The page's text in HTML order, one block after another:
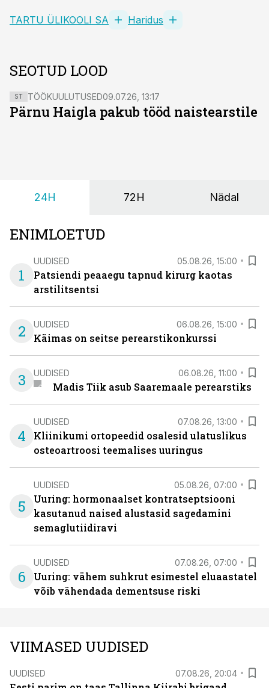
TARTU ÜLIKOOLI SA Haridus
SEOTUD LOOD
ST TÖÖKUULUTUSED09.07.26, 13:17
Pärnu Haigla pakub tööd naistearstile
24H 72H Nädal
ENIMLOETUD
1
UUDISED 05.08.26, 15:00
Patsiendi peaaegu tapnud kirurg kaotas
arstilitsentsi
2 UUDISED 06.08.26, 15:00
Käimas on seitse perearstikonkurssi
3 UUDISED 06.08.26, 11:00
Madis Tiik asub Saaremaale perearstiks
4
UUDISED 07.08.26, 13:00
Kliinikumi ortopeedid osalesid ulatuslikus
osteoartroosi teemalises uuringus
5
UUDISED 05.08.26, 07:00
Uuring: hormonaalset kontratseptsiooni
kasutanud naised alustasid sagedamini
semaglutiidiravi
6
UUDISED 07.08.26, 07:00
Uuring: vähem suhkrut esimestel eluaastatel
võib vähendada dementsuse riski
VIIMASED UUDISED
UUDISED 07.08.26, 20:04